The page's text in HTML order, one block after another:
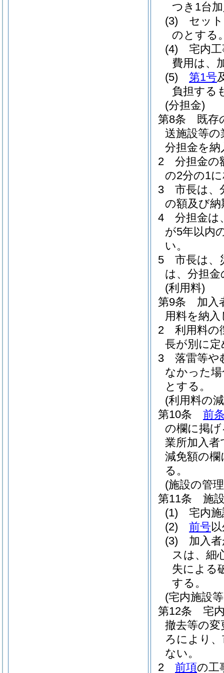
つき1台
(3)
セッ
のとする
(4)
宅内
費用は、
(5)
第1号
負担する
(分担金)
第8条
既存
送施設等
分担金を
2
分担金の
の2分の1
3
市長は、
の額及び
4
分担金は
が5年以内
い。
5
市長は、
は、分担
(利用料)
第9条
加入
用料を納
2
利用料の
長が別に
3
落雷等や
なかった
とする。
(利用料の
第10条
前
の欄に掲
業所加入
減免額の
る。
(施設の管
第11条
施
(1)
宅内
(2)
前号
(3)
加入
スは、細
失による
する。
(宅内施設
第12条
宅
撤去等の
ろにより
ない。
2
前項の工